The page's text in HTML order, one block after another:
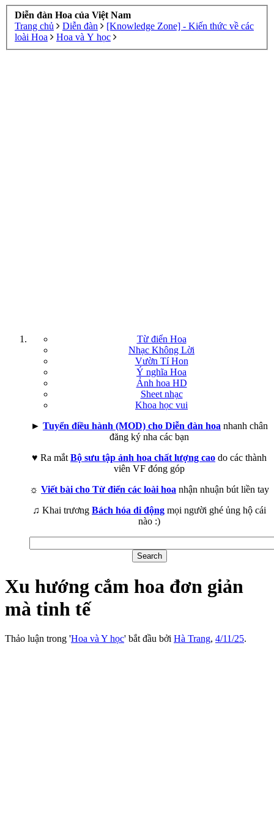
Diễn đàn Hoa của Việt Nam
Trang chủ
Diễn đàn
[Knowledge Zone] - Kiến thức về các
loài Hoa
Hoa và Y học
Từ điển Hoa
Nhạc Không Lời
Vườn Tí Hon
Ý nghĩa Hoa
Ảnh hoa HD
Sheet nhạc
Khoa học vui
► Tuyển điều hành (MOD) cho Diễn đàn hoa nhanh chân
đăng ký nha các bạn
♥ Ra mắt Bộ sưu tập ảnh hoa chất lượng cao do các thành
viên VF đóng góp
☼ Viết bài cho Từ điển các loài hoa nhận nhuận bút liền tay
♫ Khai trương Bách hóa di động mọi người ghé ủng hộ cái
nào :)
Xu hướng cắm hoa đơn giản
mà tinh tế
Thảo luận trong 'Hoa và Y học' bắt đầu bởi Hà Trang, 4/11/25.